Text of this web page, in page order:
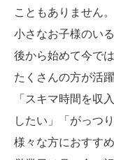
こともありません。
小さなお子様のい
後から始めて今で
たくさんの方が活
「スキマ時間を収
したい」「がっつ
様々な方におすす